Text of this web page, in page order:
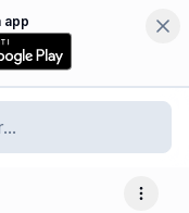
app
Flere